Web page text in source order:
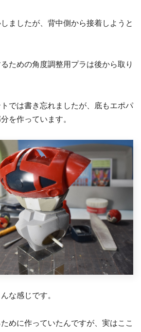
ましたが、背中側から接着しようと
ための角度調整用プラは後から取り
では書き忘れましたが、底もエポパ
を作っています。
な感じです。
めに作っていたんですが、実はここ